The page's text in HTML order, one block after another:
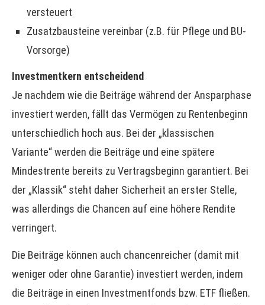
versteuert
Zusatzbausteine vereinbar (z.B. für Pflege und BU-
Vorsorge)
Investmentkern entscheidend
Je nachdem wie die Beiträge während der Ansparphase
investiert werden, fällt das Vermögen zu Rentenbeginn
unterschiedlich hoch aus. Bei der „klassischen
Variante“ werden die Beiträge und eine spätere
Mindestrente bereits zu Vertragsbeginn garantiert. Bei
der „Klassik“ steht daher Sicherheit an erster Stelle,
was allerdings die Chancen auf eine höhere Rendite
verringert.
Die Beiträge können auch chancenreicher (damit mit
weniger oder ohne Garantie) investiert werden, indem
die Beiträge in einen Investmentfonds bzw. ETF fließen.